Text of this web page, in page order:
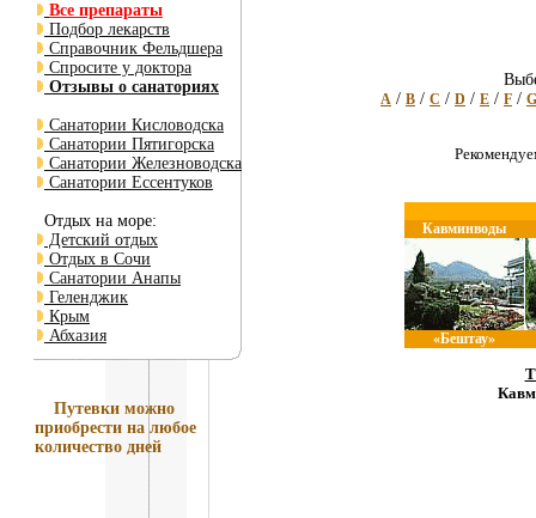
Все препараты
Подбор лекарств
Справочник Фельдшера
Спросите у доктора
Отзывы о санаториях
Санатории Кисловодска
Санатории Пятигорска
Санатории Железноводска
Санатории Ессентуков
Отдых на море:
Детский отдых
Отдых в Сочи
Санатории Анапы
Геленджик
Крым
Абхазия
Путевки можно
приобрести на любое
количество дней
A / B / C / D / E / F / G
Кавминводы
«Бештау»